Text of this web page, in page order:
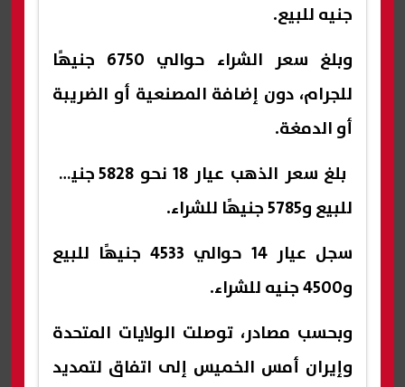
جنيه للبيع.
وبلغ سعر الشراء حوالي 6750 جنيهًا
للجرام، دون إضافة المصنعية أو الضريبة
أو الدمغة.
بلغ سعر الذهب عيار 18 نحو 5828 جنيهًا
للبيع و5785 جنيهًا للشراء.
سجل عيار 14 حوالي 4533 جنيهًا للبيع
و4500 جنيه للشراء.
وبحسب مصادر، توصلت الولايات المتحدة
وإيران أمس الخميس إلى اتفاق لتمديد